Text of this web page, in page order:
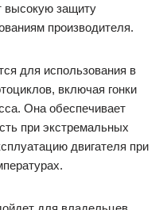
высокую защиту
производителя.
для использования в
включая гонки
Она обеспечивает
при экстремальных
двигателя при